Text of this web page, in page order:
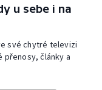
u sebe i na
své chytré televizi
přenosy, články a